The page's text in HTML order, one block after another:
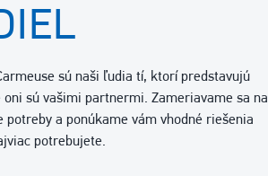
sú naši ľudia tí, ktorí predstavujú
oni sú vašimi partnermi. Zameriavame sa na
potreby a ponúkame vám vhodné riešenia
potrebujete.